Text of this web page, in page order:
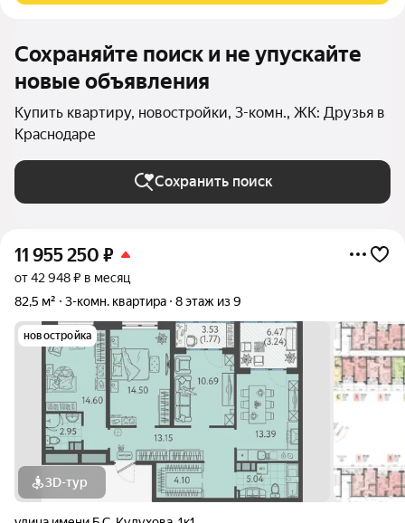
Сохраняйте поиск и не упускайте
новые объявления
Купить квартиру, новостройки, 3-комн., ЖК: Друзья в
Краснодаре
Сохранить поиск
11 955 250 ₽
от 42 948 ₽ в месяц
82,5 м²
3-комн. квартира 8 этаж из 9
новостройка
3D-тур